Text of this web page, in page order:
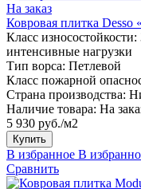
На заказ
Ковровая плитка Desso
Класс износостойкости:
интенсивные нагрузки
Тип ворса: Петлевой
Класс пожарной
Страна производства:
Наличие товара: На
5 930 руб./м2
Купить
В избранное В
Сравнить